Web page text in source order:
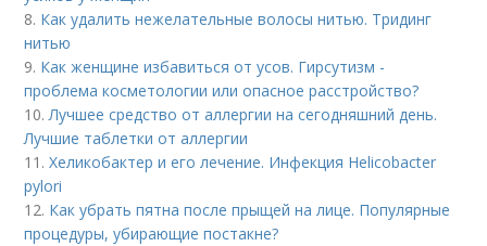
8. Как удалить нежелательные волосы нитью. Тридинг
нитью
9. Как женщине избавиться от усов. Гирсутизм -
проблема косметологии или опасное расстройство?
10.Лучшее средство от аллергии на сегодняшний день.
Лучшие таблетки от аллергии
11.Хеликобактер и его лечение. Инфекция Helicobacter
pylori
12. Как убрать пятна после прыщей на лице. Популярные
процедуры, убирающие постакне?